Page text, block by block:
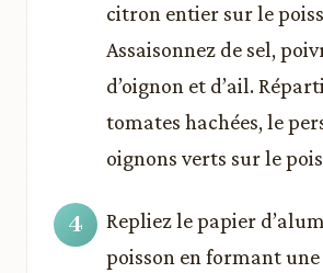
citron entier sur le
Assaisonnez de sel,
d’oignon et d’ail.
tomates hachées, le
oignons verts sur le
Repliez le papier
poisson en formant